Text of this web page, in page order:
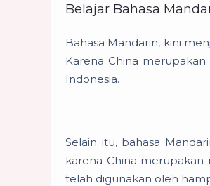
Belajar Bahasa
Bahasa Mandarin, kini
Karena China
Indonesia.
Selain itu, bahasa
karena China merupakan
telah digunakan oleh